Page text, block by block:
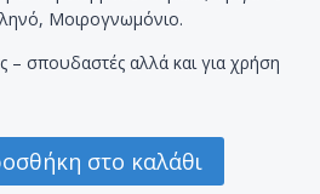
Μοιρογνωμόνιο.
– σπουδαστές αλλά και για χρήση
στο καλάθι